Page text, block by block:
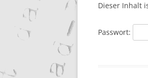
Dieser Inhalt
Passwort: